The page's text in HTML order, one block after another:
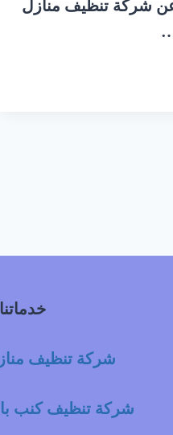
عن شركة تنظيف منازل
خدماتنا
شركة تنظيف
شركة تنظيف كنب